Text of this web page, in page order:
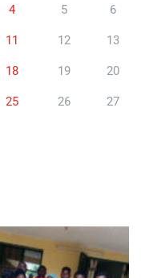
4 5 6
11 12 13
18 19 20
25 26 27